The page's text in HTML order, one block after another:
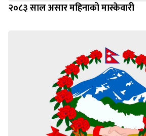
२०८३ साल असार महिनाको मास्केवारी